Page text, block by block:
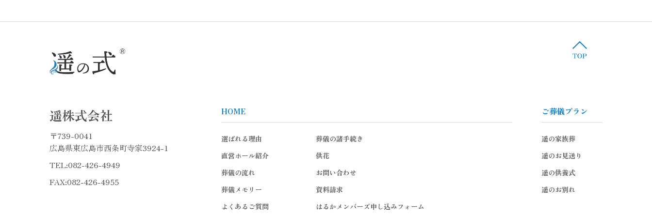
遥株式会社
〒739-0041
広島県東広島市西条町寺家3924-1
TEL:082-426-4949
FAX:082-426-4955
HOME
選ばれる理由
直営ホール紹介
葬儀の流れ
葬儀メモリー
よくあるご質問
葬儀の諸手続き
供花
お問い合わせ
資料請求
はるかメンバーズ申し込みフォーム
ご葬儀プラン
遥の家族葬
遥のお見送り
遥の供養式
遥のお別れ